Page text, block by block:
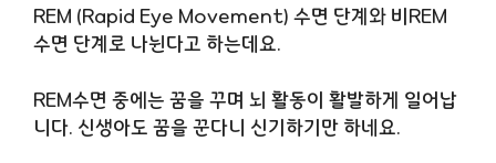
REM (Rapid Eye Movement) 수면 단계와 비REM
수면 단계로 나뉜다고 하는데요.
REM수면 중에는 꿈을 꾸며 뇌 활동이 활발하게 일어납
니다. 신생아도 꿈을 꾼다니 신기하기만 하네요.